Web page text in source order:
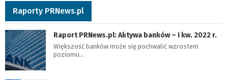
Raporty PRNews.pl
Raport PRNews.pl: Aktywa banków – I kw. 2022 r.
Większość banków może się pochwalić wzrostem
poziomu…